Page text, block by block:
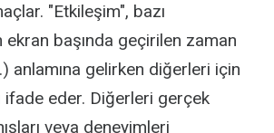
"Etkileşim", bazı
başında geçirilen zaman
anlamına gelirken diğerleri için
ifade eder. Diğerleri gerçek
veya deneyimleri